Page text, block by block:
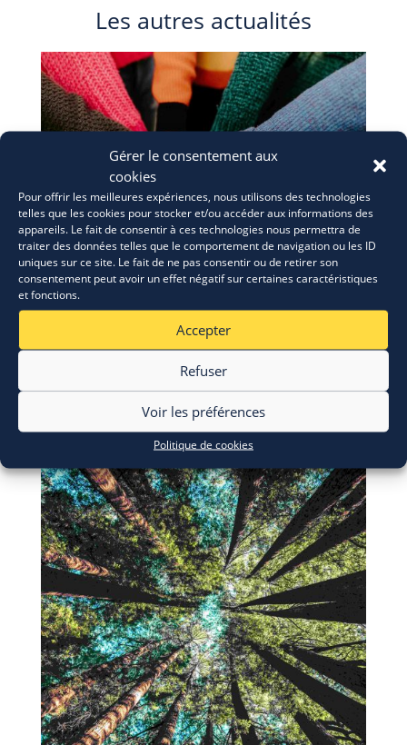
Gérer le consentement aux
cookies
Pour offrir les meilleures expériences, nous utilisons des technologies
telles que les cookies pour stocker et/ou accéder aux informations des
appareils. Le fait de consentir à ces technologies nous permettra de
traiter des données telles que le comportement de navigation ou les ID
uniques sur ce site. Le fait de ne pas consentir ou de retirer son
consentement peut avoir un effet négatif sur certaines caractéristiques
et fonctions.
Accepter
Refuser
Voir les préférences
Politique de cookies
Les autres actualités
28 Juil 2026